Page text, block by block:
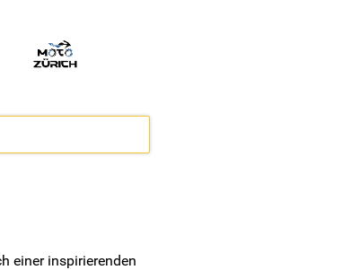
einer inspirierenden